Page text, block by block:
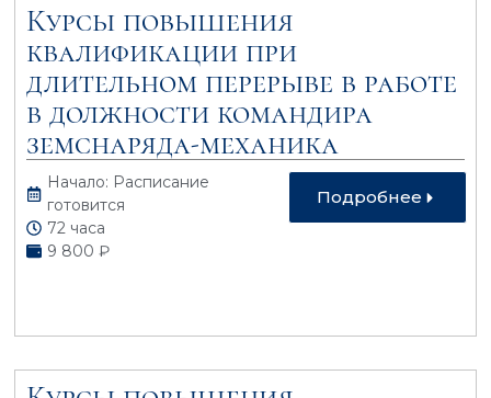
Курсы повышения
квалификации при
длительном перерыве в работе
в должности командира
земснаряда-механика
Начало: Расписание
готовится
72 часа
9 800 ₽
Подробнее